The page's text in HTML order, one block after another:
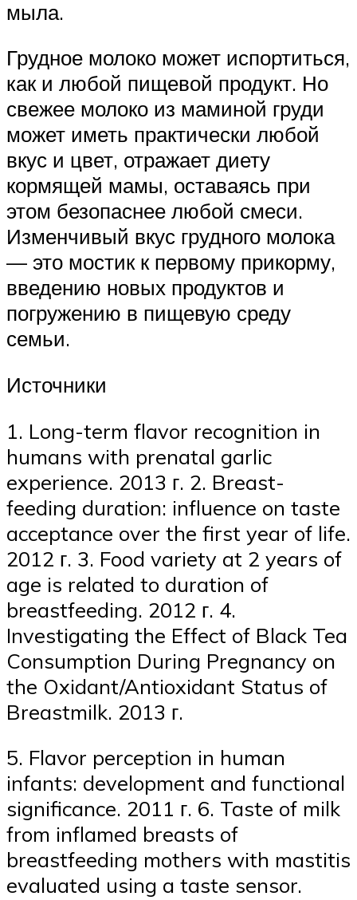
мыла.
Грудное молоко может испортиться,
как и любой пищевой продукт. Но
свежее молоко из маминой груди
может иметь практически любой
вкус и цвет, отражает диету
кормящей мамы, оставаясь при
этом безопаснее любой смеси.
Изменчивый вкус грудного молока
— это мостик к первому прикорму,
введению новых продуктов и
погружению в пищевую среду
семьи.
Источники
1. Long-term flavor recognition in
humans with prenatal garlic
experience. 2013 г. 2. Breast-
feeding duration: influence on taste
acceptance over the first year of life.
2012 г. 3. Food variety at 2 years of
age is related to duration of
breastfeeding. 2012 г. 4.
Investigating the Effect of Black Tea
Consumption During Pregnancy on
the Oxidant/Antioxidant Status of
Breastmilk. 2013 г.
5. Flavor perception in human
infants: development and functional
significance. 2011 г. 6. Taste of milk
from inflamed breasts of
breastfeeding mothers with mastitis
evaluated using a taste sensor.